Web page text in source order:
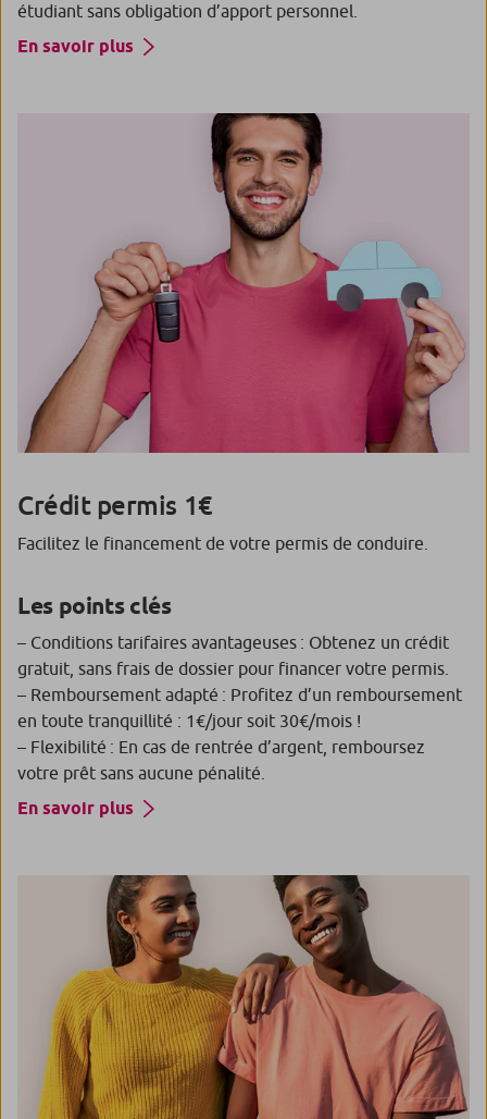
étudiant sans obligation d’apport personnel.
En savoir plus
Crédit permis 1€
Facilitez le financement de votre permis de conduire.
Les points clés
– Conditions tarifaires avantageuses : Obtenez un crédit
gratuit, sans frais de dossier pour financer votre permis.
– Remboursement adapté : Profitez d’un remboursement
en toute tranquillité : 1€/jour soit 30€/mois !
– Flexibilité : En cas de rentrée d’argent, remboursez
votre prêt sans aucune pénalité.
En savoir plus